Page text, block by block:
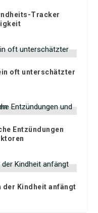
Tracker
oft unterschätzter
Entzündungen
der Kindheit anfängt